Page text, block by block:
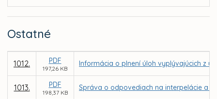
Ostatné
1012. PDF
197,26 KB
Informácia o plnení úloh vyplývajúcich z
1013. PDF
198,37 KB
Správa o odpovediach na interpelácie a